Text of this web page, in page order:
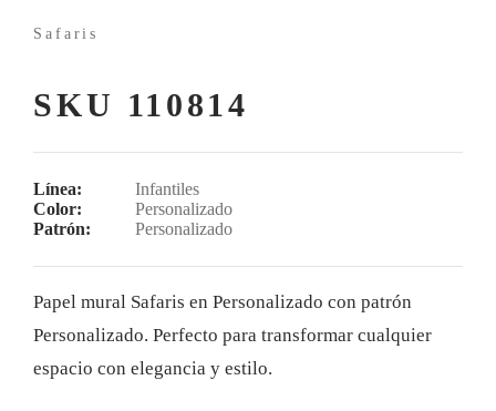
Safaris
SKU 110814
Línea:
Infantiles
Color:
Personalizado
Patrón:
Personalizado
Papel mural Safaris en Personalizado con patrón
Personalizado. Perfecto para transformar cualquier
espacio con elegancia y estilo.